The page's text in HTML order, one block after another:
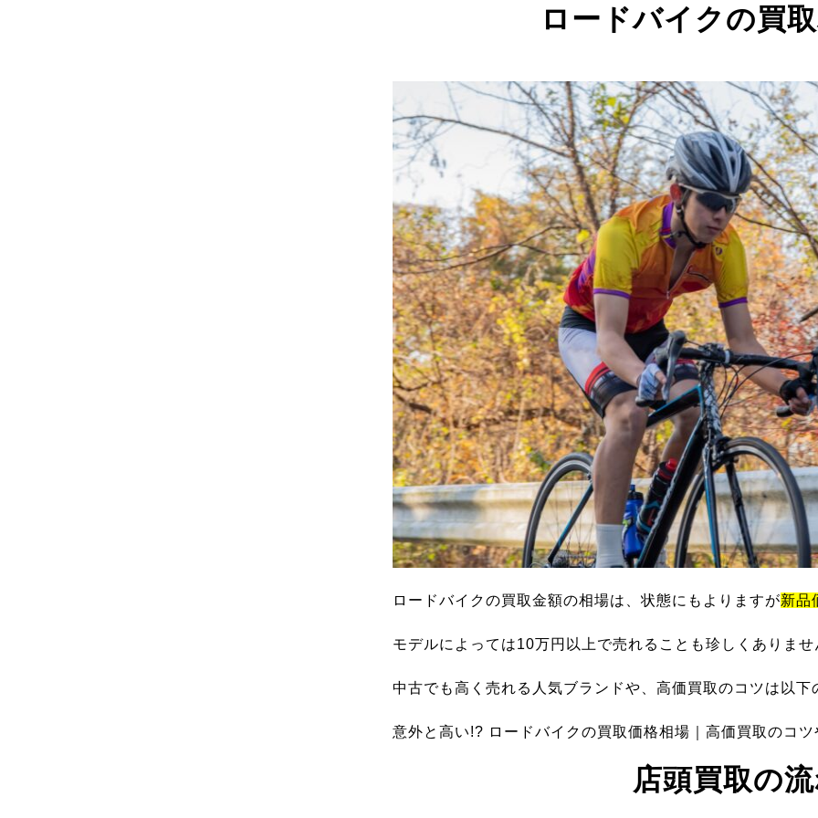
ロードバイクの買
ロードバイクの買取金額の相場は、状態にもよりますが新品
モデルによっては10万円以上で売れることも珍しくありませ
中古でも高く売れる人気ブランドや、高価買取のコツは以
意外と高い!? ロードバイクの買取価格相場｜高価買取のコ
店頭買取の